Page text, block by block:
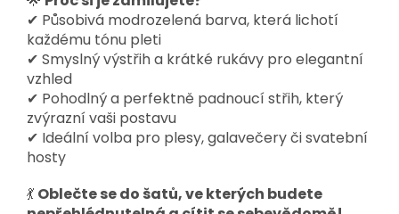
✔ Působivá modrozelená barva, která lichotí
každému tónu pleti
✔ Smyslný výstřih a krátké rukávy pro elegantní
vzhled
✔ Pohodlný a perfektně padnoucí střih, který
zvýrazní vaši postavu
✔ Ideální volba pro plesy, galavečery či svatební
hosty
💃 Oblečte se do šatů, ve kterých budete